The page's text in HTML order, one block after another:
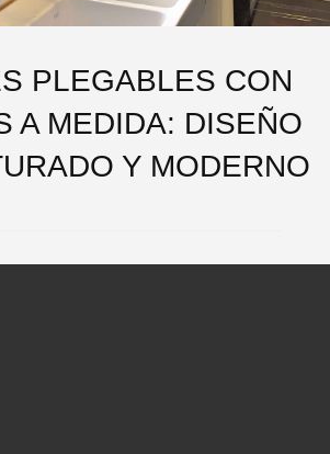
PLEGABLES CON
A MEDIDA: DISEÑO
Y MODERNO